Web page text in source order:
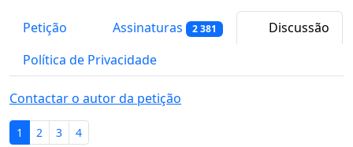
Petição Assinaturas 2 381
Discussão
Política de Privacidade
Contactar o autor da petição
1 2 3 4